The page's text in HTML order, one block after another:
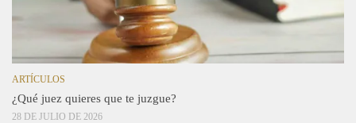
ARTÍCULOS
¿Qué juez quieres que te juzgue?
28 DE JULIO DE 2026